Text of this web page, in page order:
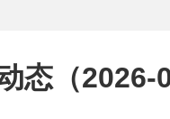
态（2026-